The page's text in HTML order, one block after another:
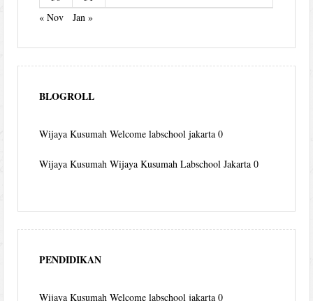
« Nov
Jan »
BLOGROLL
Wijaya Kusumah Welcome labschool jakarta 0
Wijaya Kusumah Wijaya Kusumah Labschool Jakarta 0
PENDIDIKAN
Wijaya Kusumah Welcome labschool jakarta 0